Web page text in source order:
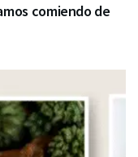
comiendo de